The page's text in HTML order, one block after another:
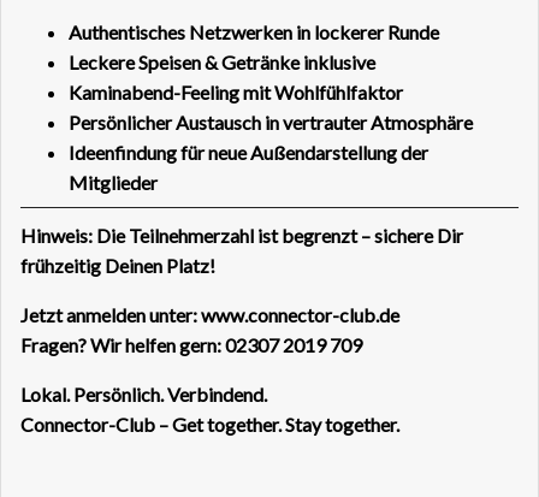
Authentisches Netzwerken in lockerer Runde
Leckere Speisen & Getränke inklusive
Kaminabend-Feeling mit Wohlfühlfaktor
Persönlicher Austausch in vertrauter Atmosphäre
Ideenfindung für neue Außendarstellung der
Mitglieder
Hinweis: Die Teilnehmerzahl ist begrenzt – sichere Dir
frühzeitig Deinen Platz!
Jetzt anmelden unter:www.connector-club.de
Fragen? Wir helfen gern: 02307 2019 709
Lokal. Persönlich. Verbindend.
Connector-Club – Get together. Stay together.